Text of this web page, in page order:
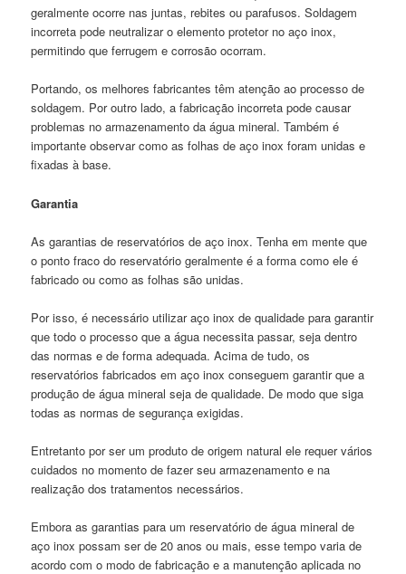
geralmente ocorre nas juntas, rebites ou parafusos. Soldagem
incorreta pode neutralizar o elemento protetor no aço inox,
permitindo que ferrugem e corrosão ocorram.
Portando, os melhores fabricantes têm atenção ao processo de
soldagem. Por outro lado, a fabricação incorreta pode causar
problemas no armazenamento da água mineral. Também é
importante observar como as folhas de aço inox foram unidas e
fixadas à base.
Garantia
As garantias de reservatórios de aço inox. Tenha em mente que
o ponto fraco do reservatório geralmente é a forma como ele é
fabricado ou como as folhas são unidas.
Por isso, é necessário utilizar aço inox de qualidade para garantir
que todo o processo que a água necessita passar, seja dentro
das normas e de forma adequada. Acima de tudo, os
reservatórios fabricados em aço inox conseguem garantir que a
produção de água mineral seja de qualidade. De modo que siga
todas as normas de segurança exigidas.
Entretanto por ser um produto de origem natural ele requer vários
cuidados no momento de fazer seu armazenamento e na
realização dos tratamentos necessários.
Embora as garantias para um reservatório de água mineral de
aço inox possam ser de 20 anos ou mais, esse tempo varia de
acordo com o modo de fabricação e a manutenção aplicada no